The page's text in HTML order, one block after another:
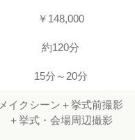
￥148,000
約120分
15分～20分
メイクシーン＋挙式前撮影
＋挙式・会場周辺撮影